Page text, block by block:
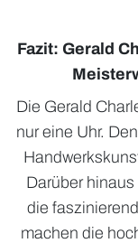
Fazit: Gerald
Die Gerald
nur eine Uhr.
Darüber
die
machen die